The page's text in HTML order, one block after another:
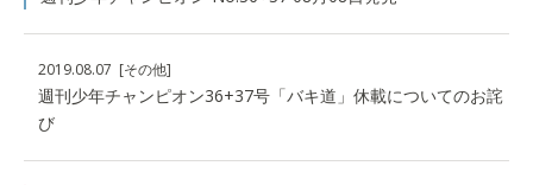
2019.08.07 [その他]
週刊少年チャンピオン36+37号「バキ道」休載についてのお詫
び